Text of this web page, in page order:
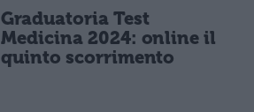
Graduatoria Test
Medicina 2024: online il
quinto scorrimento